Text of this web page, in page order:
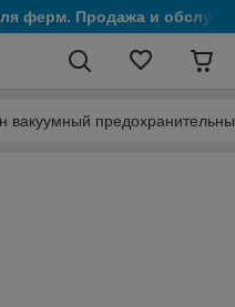
ферм. Продажа и
вакуумный